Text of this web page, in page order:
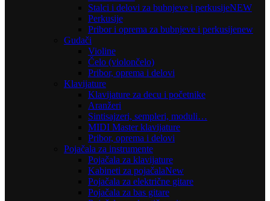
Stalci i delovi za bubnjeve i perkusijeNEW
Perkusije
Pribor i oprema za bubnjeve i perkusijenew
Gudači
Violine
Čelo (violončelo)
Pribor, oprema i delovi
Klavijature
Klavijature za decu i početnike
Aranžeri
Sintisajzeri, sempleri, moduli…
MIDI Master klavijature
Pribor, oprema i delovi
Pojačala za instrumente
Pojačala za klavijature
Kabineti za pojačalaNew
Pojačala za električne gitare
Pojačala za bas gitare